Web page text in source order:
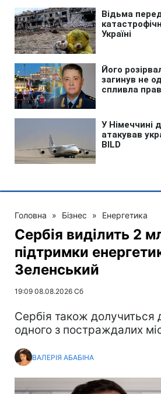
Головна » Бізнес » Енергетика
Сербія виділить 2
підтримки
Зеленський
19:09 08.08.2026 Сб
Сербія також долучиться
одного з постраждалих
ВАЛЕРІЯ АБАБІНА